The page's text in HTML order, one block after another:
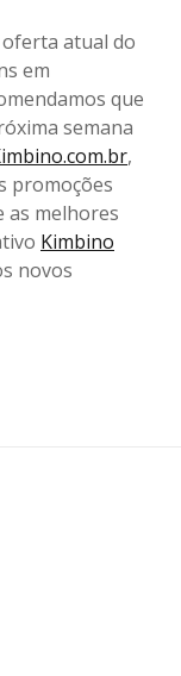
atual do
em
que
semana
,
promoções
as melhores
Kimbino
novos